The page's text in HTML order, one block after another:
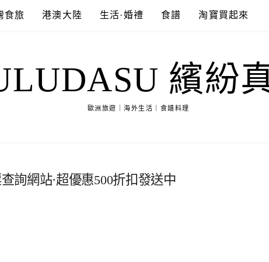
食旅 港澳大陸 生活·婚禮 食譜 淘寶買起來
繽紛
歐洲旅遊｜海外生活｜食譜料理
詢網站·超優惠500折扣發送中